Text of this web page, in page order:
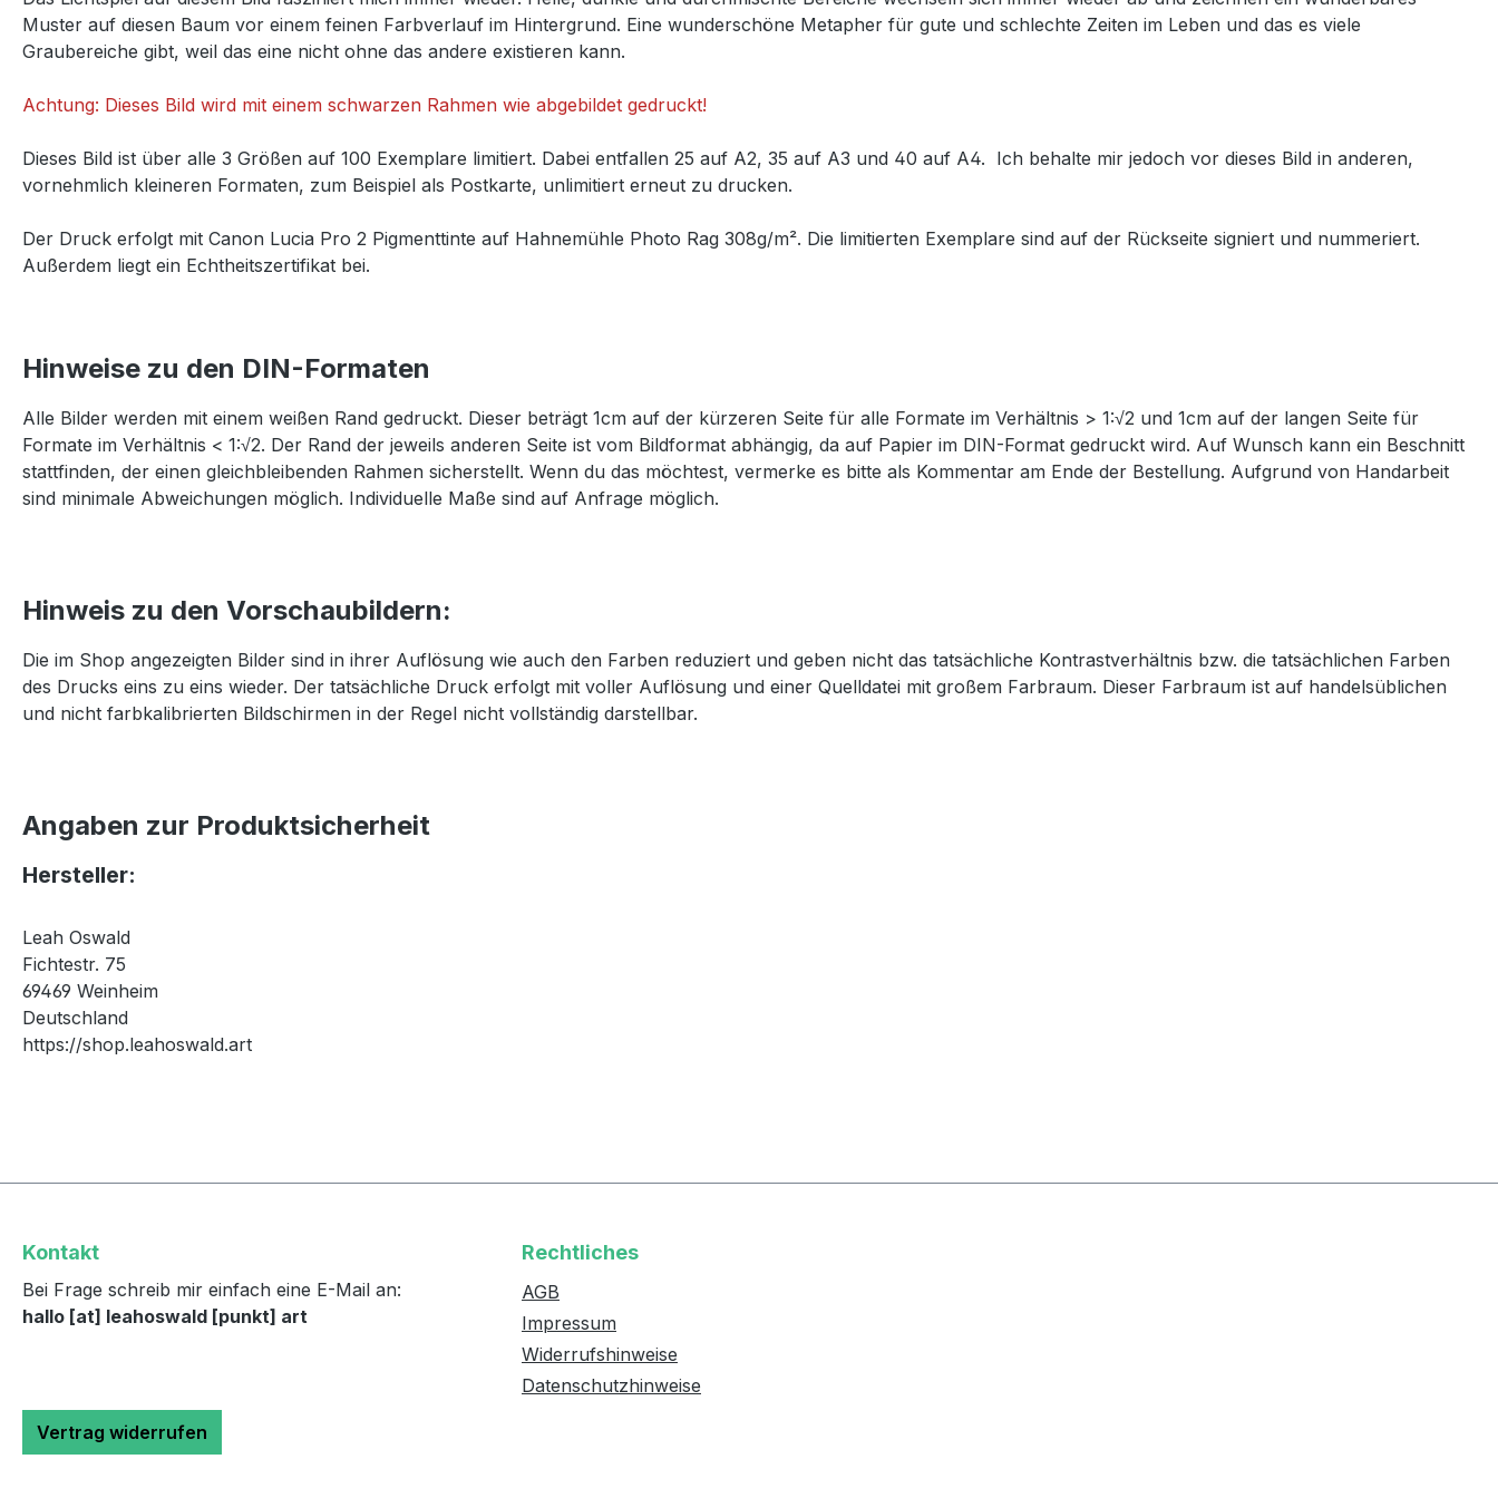
Muster auf diesen Baum vor einem feinen Farbverlauf im Hintergrund. Eine wunderschöne Metapher für gute und schlechte Zeiten im Leben und das es viele
Graubereiche gibt, weil das eine nicht ohne das andere existieren kann.
Achtung: Dieses Bild wird mit einem schwarzen Rahmen wie abgebildet gedruckt!
Dieses Bild ist über alle 3 Größen auf 100 Exemplare limitiert. Dabei entfallen 25 auf A2, 35 auf A3 und 40 auf A4. Ich behalte mir jedoch vor dieses Bild in anderen,
vornehmlich kleineren Formaten, zum Beispiel als Postkarte, unlimitiert erneut zu drucken.
Der Druck erfolgt mit Canon Lucia Pro 2 Pigmenttinte auf Hahnemühle Photo Rag 308g/m². Die limitierten Exemplare sind auf der Rückseite signiert und nummeriert.
Außerdem liegt ein Echtheitszertifikat bei.
Hinweise zu den DIN-Formaten
Alle Bilder werden mit einem weißen Rand gedruckt. Dieser beträgt 1cm auf der kürzeren Seite für alle Formate im Verhältnis > 1:√2 und 1cm auf der langen Seite für
Formate im Verhältnis < 1:√2. Der Rand der jeweils anderen Seite ist vom Bildformat abhängig, da auf Papier im DIN-Format gedruckt wird. Auf Wunsch kann ein Beschnitt
stattfinden, der einen gleichbleibenden Rahmen sicherstellt. Wenn du das möchtest, vermerke es bitte als Kommentar am Ende der Bestellung. Aufgrund von Handarbeit
sind minimale Abweichungen möglich. Individuelle Maße sind auf Anfrage möglich.
Hinweis zu den Vorschaubildern:
Die im Shop angezeigten Bilder sind in ihrer Auflösung wie auch den Farben reduziert und geben nicht das tatsächliche Kontrastverhältnis bzw. die tatsächlichen Farben
des Drucks eins zu eins wieder. Der tatsächliche Druck erfolgt mit voller Auflösung und einer Quelldatei mit großem Farbraum. Dieser Farbraum ist auf handelsüblichen
und nicht farbkalibrierten Bildschirmen in der Regel nicht vollständig darstellbar.
Angaben zur Produktsicherheit
Hersteller:
Leah Oswald
Fichtestr. 75
69469 Weinheim
Deutschland
https://shop.leahoswald.art
Kontakt
Bei Frage schreib mir einfach eine E-Mail an:
hallo [at] leahoswald [punkt] art
Vertrag widerrufen
Rechtliches
AGB
Impressum
Widerrufshinweise
Datenschutzhinweise